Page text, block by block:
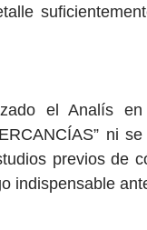
el Analís en
ni
previos de
indispensable